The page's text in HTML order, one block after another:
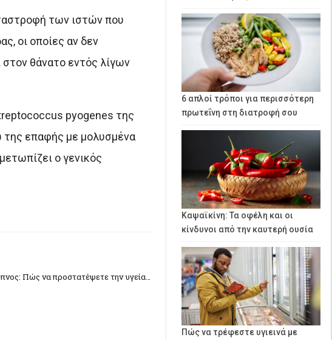
των ιστών που
οι οποίες αν δεν
θάνατο εντός λίγων
pyogenes της
της επαφής με μολυσμένα
ο γενικός
Πώς να προστατέψετε την υγεία…
6 απλοί τρόποι για περισσότερη
πρωτεΐνη στη διατροφή σου
Καψαϊκίνη: Τα οφέλη και οι
κίνδυνοι από την καυτερή ουσία
Πώς να τρέφεστε υγιεινά με